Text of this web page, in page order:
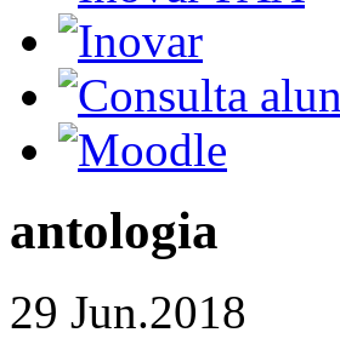
antologia
29 Jun.2018